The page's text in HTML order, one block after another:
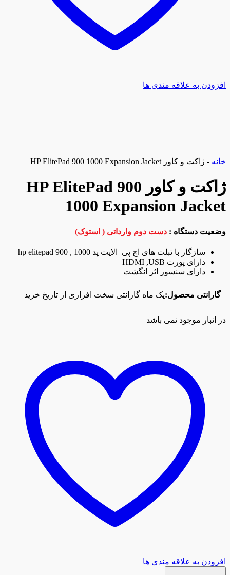
افزودن به علاقه مندی ها
خانه - ژاکت و کاور HP ElitePad 900 1000 Expansion Jacket
ژاکت و کاور HP ElitePad 900
1000 Expansion Jacket
وضعیت دستگاه : دست دوم وارداتی ( استوک)
سازگار با تبلت های اچ پی الایت پد hp elitepad 900 , 1000
دارای پورت HDMI ,USB
دارای سنسور اثر انگشت
گارانتی محصول:یک ماه گارانتی سخت افزاری از تاریخ خرید
در انبار موجود نمی باشد
افزودن به علاقه مندی ها